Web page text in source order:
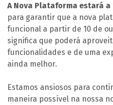
A Nova Plataforma estará a
para garantir que a nova
funcional a partir de 10 de
significa que poderá
funcionalidades e de uma
ainda melhor.
Estamos ansiosos para
maneira possível na nossa